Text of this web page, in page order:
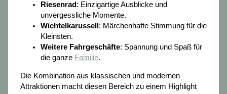
Riesenrad: Einzigartige Ausblicke und
unvergessliche Momente.
Wichtelkarussell : Märchenhafte Stimmung für die
Kleinsten.
Weitere Fahrgeschäfte: Spannung und Spaß für
die ganze Familie.
Die Kombination aus klassischen und modernen
Attraktionen macht diesen Bereich zu einem Highlight